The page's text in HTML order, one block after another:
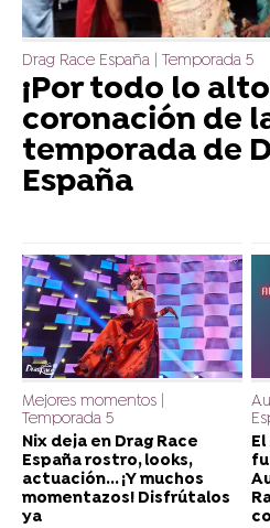
Drag Race España | Temporada 5
¡Por todo lo
coronación de
temporada de
España
Mejores momentos |
Temporada 5
Nix deja en Drag Race
España rostro, looks,
actuación... ¡Y muchos
momentazos! Disfrútalos
ya